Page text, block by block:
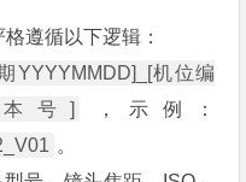
遵循以下逻辑：
YYYYMMDD]_[机位编
号]
，示例：
。